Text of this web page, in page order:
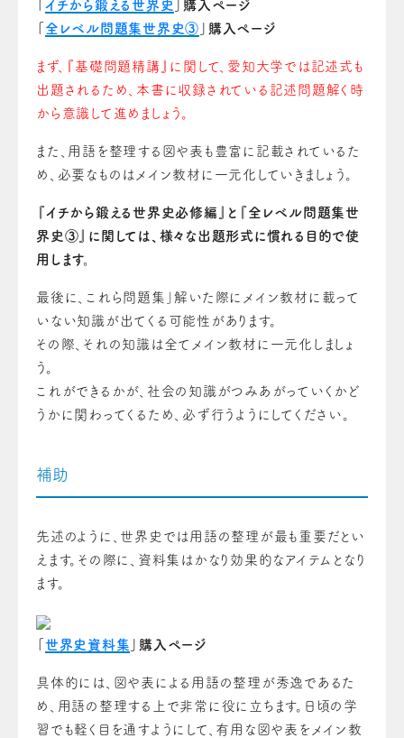
「 イチから鍛える世界史
」購入ページ
「 全レベル問題集世界史③ 」購入ページ
まず、『基礎問題精講』に関して、愛知大学では記述式も
出題されるため、本書に収録されている記述問題解く時
から意識して進めましょう。
また、用語を整理する図や表も豊富に記載されているた
め、必要なものはメイン教材に一元化していきましょう。
『イチから鍛える世界史必修編』と『全レベル問題集世
界史③』に関しては、様々な出題形式に慣れる目的で使
用します。
最後に、これら問題集」解いた際にメイン教材に載って
いない知識が出てくる可能性があります。
その際、それの知識は全てメイン教材に一元化しましょ
う。
これができるかが、社会の知識がつみあがっていくかど
うかに関わってくるため、必ず行うようにしてください。
補助
先述のように、世界史では用語の整理が最も重要だとい
えます。 その際に、資料集はかなり効果的なアイテムとなり
ます。
「 世界史資料集 」購入ページ
具体的には、図や表による用語の整理が秀逸であるた
め、用語の整理する上で非常に役に立ちます。
日頃の学
習でも軽く目を通すようにして、有用な図や表をメイン教